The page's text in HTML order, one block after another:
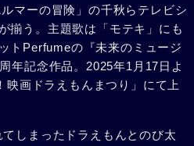
マーの冒険」の千秋らテレビシ
揃う。主題歌は「モテキ」にも
トPerfumeの『未来のミュージ
年記念作品。2025年1月17日よ
映画ドラえもんまつり」にて上
しまったドラえもんとのび太